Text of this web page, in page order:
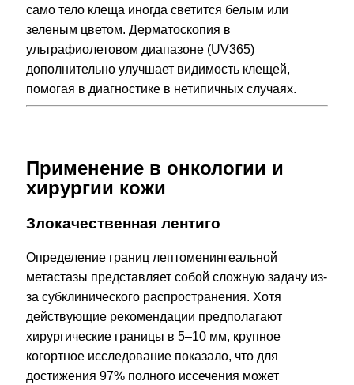
само тело клеща иногда светится белым или
зеленым цветом. Дерматоскопия в
ультрафиолетовом диапазоне (UV365)
дополнительно улучшает видимость клещей,
помогая в диагностике в нетипичных случаях.
Применение в онкологии и
хирургии кожи
Злокачественная лентиго
Определение границ лептоменингеальной
метастазы представляет собой сложную задачу из-
за субклинического распространения. Хотя
действующие рекомендации предполагают
хирургические границы в 5–10 мм, крупное
когортное исследование показало, что для
достижения 97% полного иссечения может